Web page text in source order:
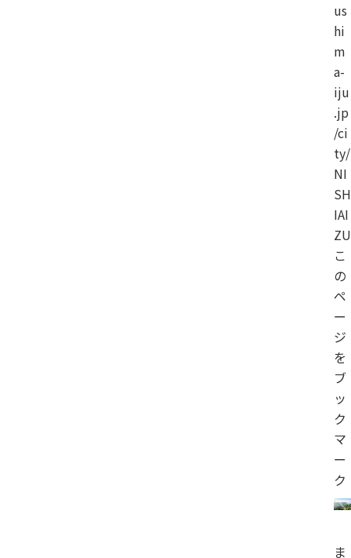
us
hi
m
a-
iju
.jp
/ci
ty/
NI
SH
IAI
ZU
こ
の
ペ
ー
ジ
を
ブ
ッ
ク
マ
ー
ク
ま